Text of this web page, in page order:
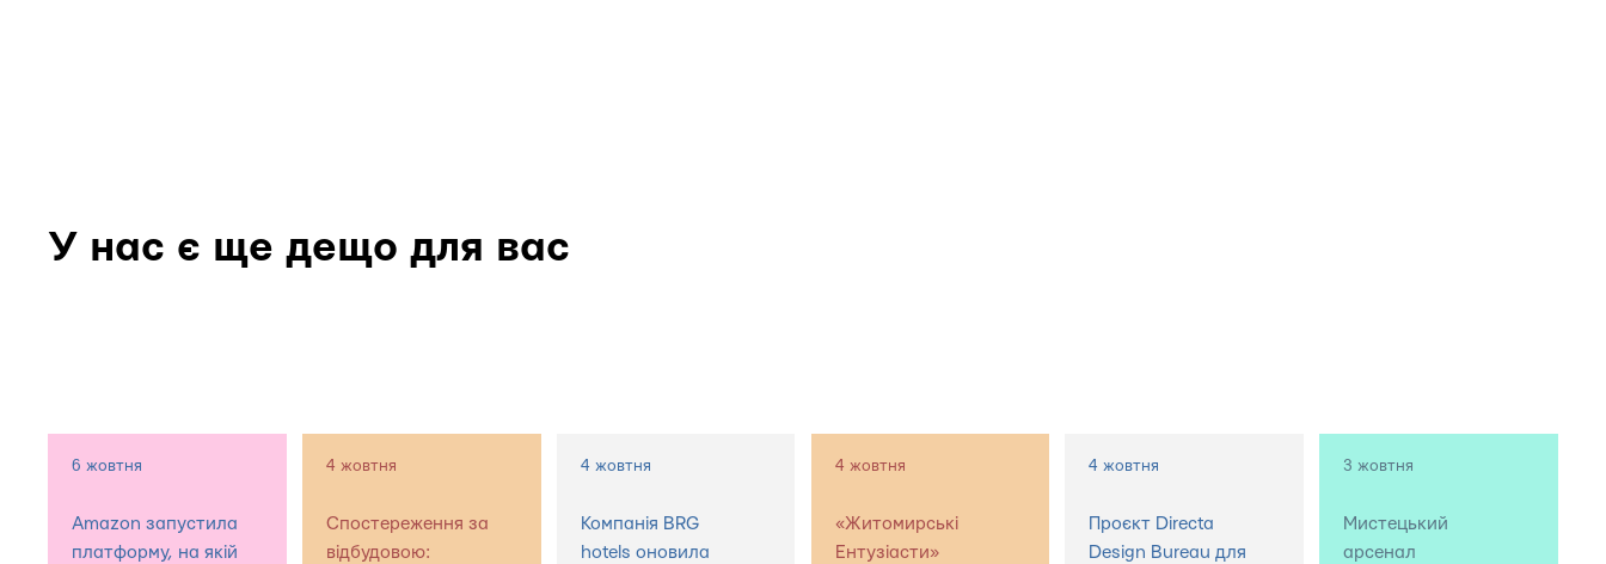
У нас є ще дещо для вас
6 жовтня
Amazon запустила
платформу, на якій
4 жовтня
Спостереження за
відбудовою:
4 жовтня
Компанія BRG
hotels оновила
4 жовтня
«Житомирські
Ентузіасти»
4 жовтня
Проєкт Directa
Design Bureau для
3 жовтня
Мистецький
арсенал